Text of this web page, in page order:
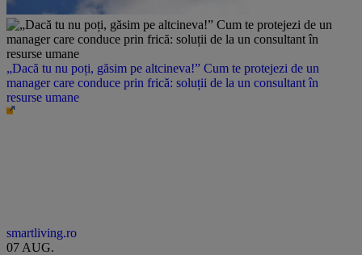
„Dacă tu nu poți, găsim pe altcineva!” Cum te protejezi de un
manager care conduce prin frică: soluții de la un consultant în
resurse umane
smartliving.ro
07 AUG.